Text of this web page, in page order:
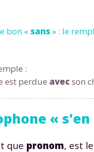
bon « sans» : le
:
est perdue avecson
« s'en
que pronom, est